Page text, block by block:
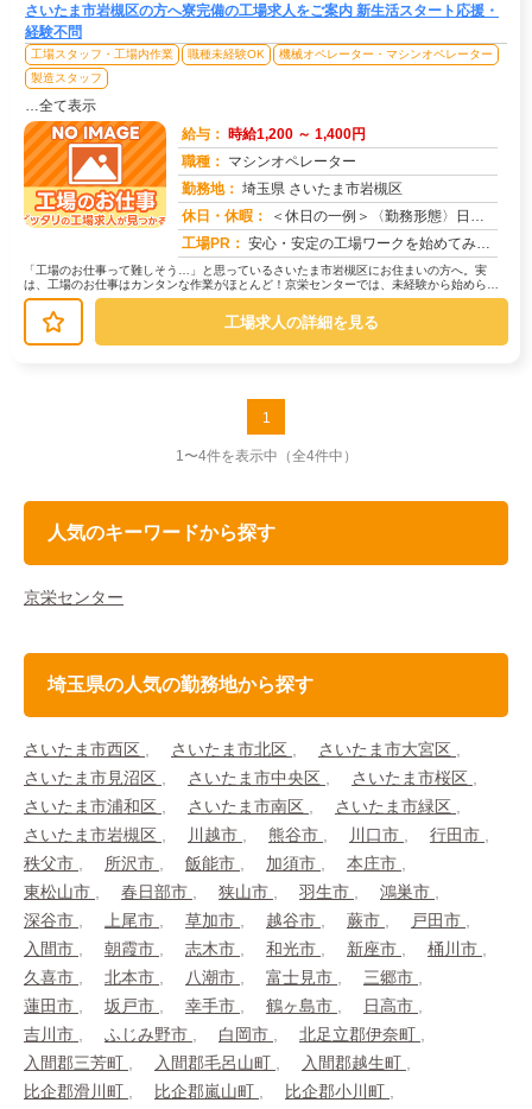
さいたま市岩槻区の方へ寮完備の工場求人をご案内 新生活スタート応援・
経験不問
工場スタッフ・工場内作業 職種未経験OK
機械オペレーター・マシンオペレーター
製造スタッフ
…全て表示
給与： 時給1,200 ～ 1,400円
職種： マシンオペレーター
勤務地： 埼玉県 さいたま市岩槻区
休日・休暇：
＜休日の一例＞〈勤務形態〉日勤〈休日〉土日★ＧＷ・夏季・冬季・年末年始休暇あり★有給休暇あり※配属先により休日・勤...
工場PR： 安心・安定の工場ワークを始めてみませんか？株式会社京栄センターが選ばれる理由はこちら！【理由①】手厚いサポート体制...
「工場のお仕事って難しそう…」と思っているさいたま市岩槻区にお住まいの方へ。実
は、工場のお仕事はカンタンな作業がほとんど！京栄センターでは、未経験から始められ
るお仕事を多数ご紹介しています。たと...
工場求人の詳細を見る
1
1〜4件を表示中 （全4件中）
人気のキーワードから探す
京栄センター
埼玉県の人気の勤務地から探す
さいたま市西区 さいたま市北区
さいたま市大宮区
さいたま市見沼区
さいたま市中央区
さいたま市桜区
さいたま市浦和区
さいたま市南区
さいたま市緑区
さいたま市岩槻区
川越市 熊谷市 川口市
行田市
秩父市
所沢市 飯能市 加須市
本庄市
東松山市
春日部市 狭山市 羽生市
鴻巣市
深谷市
上尾市 草加市 越谷市 蕨市
戸田市
入間市
朝霞市 志木市 和光市 新座市
桶川市
久喜市
北本市 八潮市 富士見市
三郷市
蓮田市
坂戸市 幸手市 鶴ヶ島市
日高市
吉川市
ふじみ野市 白岡市
北足立郡伊奈町
入間郡三芳町
入間郡毛呂山町
入間郡越生町
比企郡滑川町
比企郡嵐山町
比企郡小川町